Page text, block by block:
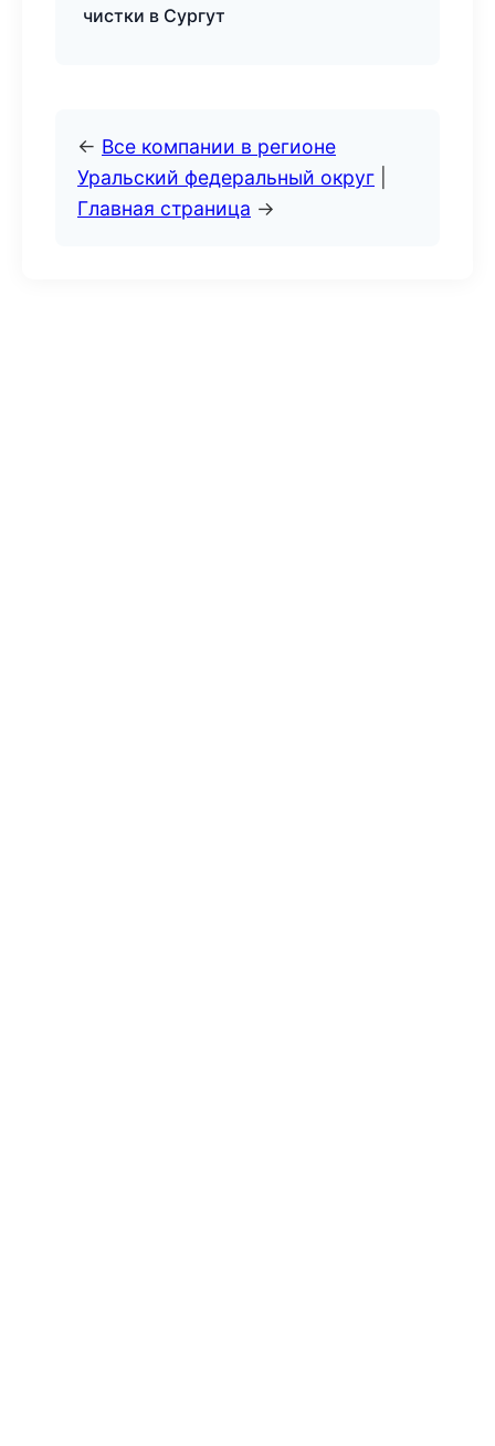
чистки в Сургут
← Все компании в регионе
Уральский федеральный округ
Главная страница →